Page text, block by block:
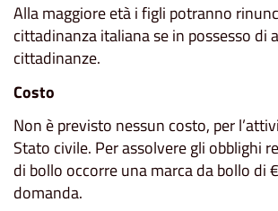
Alla maggiore età i figli potranno
cittadinanza italiana se in possesso di
cittadinanze.
Costo
Non è previsto nessun costo, per
Stato civile. Per assolvere gli obblighi
di bollo occorre una marca da bollo di
domanda.